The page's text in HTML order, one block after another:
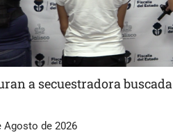
a secuestradora
Agosto de 2026